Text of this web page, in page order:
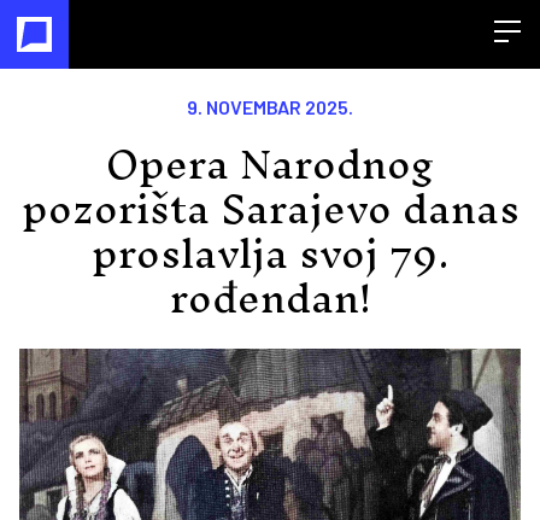
9. NOVEMBAR 2025.
Opera Narodnog
pozorišta Sarajevo danas
proslavlja svoj 79.
rođendan!